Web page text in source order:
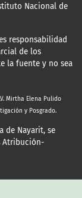
Nacional de
responsabilidad
de los
la fuente y no sea
Mirtha Elena Pulido
y Posgrado.
de Nayarit, se
Atribución-